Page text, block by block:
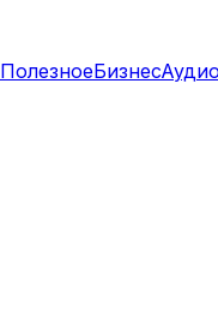
ПолезноеБизнес